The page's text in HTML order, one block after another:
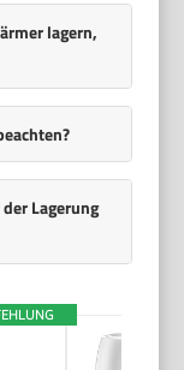
lagern,
Lagerung